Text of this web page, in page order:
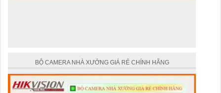
BỘ CAMERA NHÀ XƯỞNG GIÁ RẺ CHÍNH HÃNG